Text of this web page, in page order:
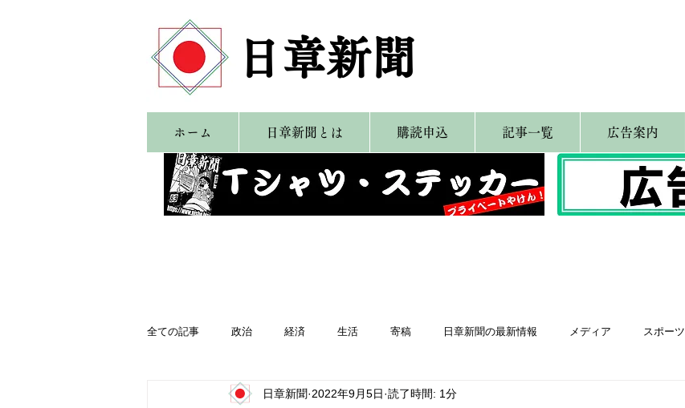
​日章新聞
ホーム 日章新聞とは 購読申込 記事一覧 広告案内
全ての記事 政治 経済 生活 寄稿 日章新聞の最新情報 メディア スポーツ
日本第一党 日本派保守同盟 はやぶさ党 自民党
日章新聞 2022年9月5日 読了時間: 1分